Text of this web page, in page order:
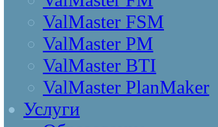
ValMaster FSM
ValMaster PM
ValMaster BTI
ValMaster PlanMaker
Услуги